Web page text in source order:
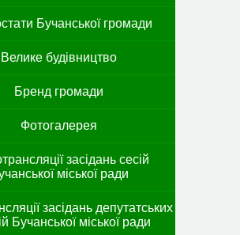
Бучанської громади
Велике будівництво
Бренд громади
Фотогалерея
засідань сесій
міської ради
засідань депутатських
Бучанської міської ради